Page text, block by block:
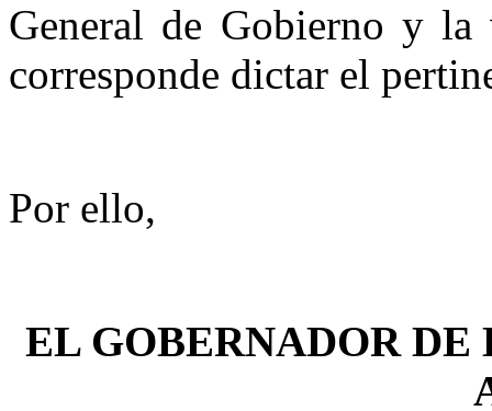
General de Gobierno y la
corresponde dictar el
Por ello,
EL GOBERNADOR DE